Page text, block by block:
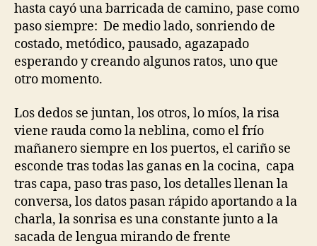
hasta cayó una barricada de camino, pase como
paso siempre: De medio lado, sonriendo de
costado, metódico, pausado, agazapado
esperando y creando algunos ratos, uno que
otro momento.
Los dedos se juntan, los otros, lo míos, la risa
viene rauda como la neblina, como el frío
mañanero siempre en los puertos, el cariño se
esconde tras todas las ganas en la cocina, capa
tras capa, paso tras paso, los detalles llenan la
conversa, los datos pasan rápido aportando a la
charla, la sonrisa es una constante junto a la
sacada de lengua mirando de frente